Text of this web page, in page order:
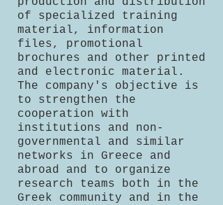
of specialized training
material, information
files, promotional
brochures and other printed
and electronic material.
The company's objective is
to strengthen the
cooperation with
institutions and non-
governmental and similar
networks in Greece and
abroad and to organize
research teams both in the
Greek community and in the